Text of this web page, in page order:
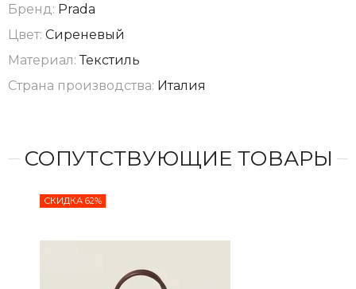
Бренд: Prada
Цвет: Сиреневый
Материал: Текстиль
Страна производства: Италия
СОПУТСТВУЮЩИЕ ТОВАРЫ
СКИДКА 62%